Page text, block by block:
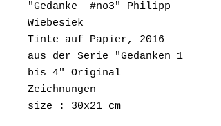
"Gedanke #no3" Philipp
Wiebesiek
Tinte auf Papier, 2016
aus der Serie "Gedanken 1
bis 4" Original
Zeichnungen
size : 30x21 cm